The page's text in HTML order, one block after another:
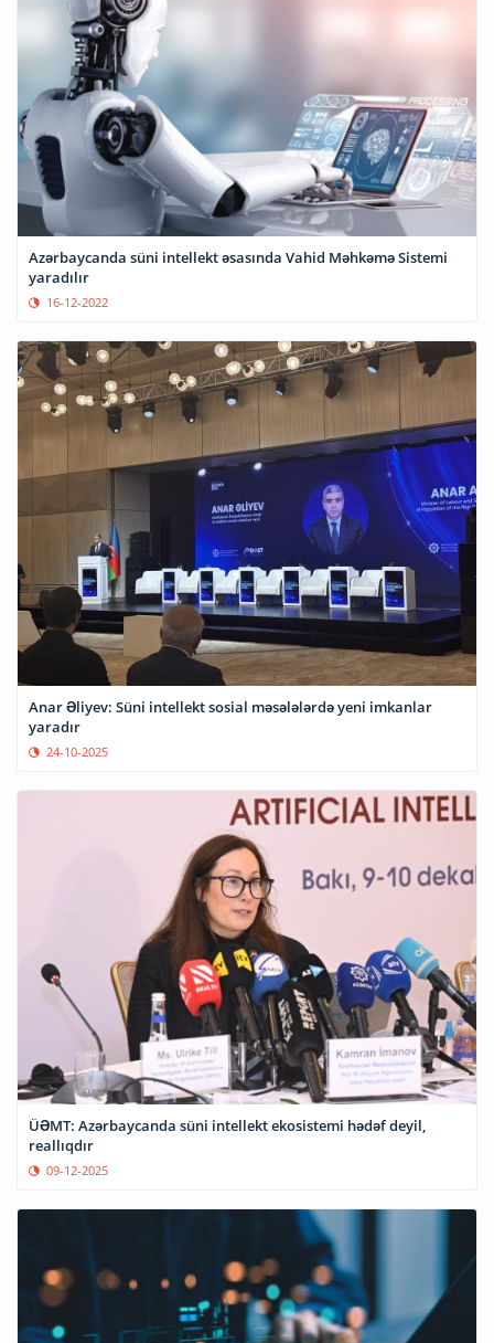
Azərbaycanda süni intellekt əsasında Vahid Məhkəmə Sistemi
yaradılır
16-12-2022
Anar Əliyev: Süni intellekt sosial məsələlərdə yeni imkanlar
yaradır
24-10-2025
ÜƏMT: Azərbaycanda süni intellekt ekosistemi hədəf deyil,
reallıqdır
09-12-2025